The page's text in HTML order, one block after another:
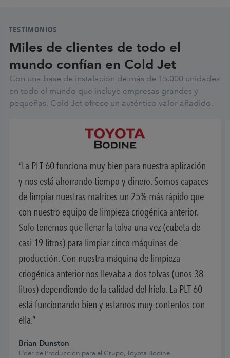
TESTIMONIOS
Miles de clientes de todo el
mundo confían en Cold Jet
Con una base de instalación de más de 15.000 unidades
en todo el mundo que incluye empresas grandes y
pequeñas, Cold Jet ofrece un auténtico valor añadido.
La PLT 60 funciona muy bien para nuestra aplicación
y nos está ahorrando tiempo y dinero. Somos capaces
de limpiar nuestras matrices un 25% más rápido que
con nuestro equipo de limpieza criogénica anterior.
Solo tenemos que llenar la tolva una vez (cubeta de
casi 19 litros) para limpiar cinco máquinas de
producción. Con nuestra máquina de limpieza
criogénica anterior nos llevaba a dos tolvas (unos 38
litros) dependiendo de la calidad del hielo. La PLT 60
está funcionando bien y estamos muy contentos con
ella.
Brian Dunston
Líder de Producción para el Grupo, Toyota Bodine